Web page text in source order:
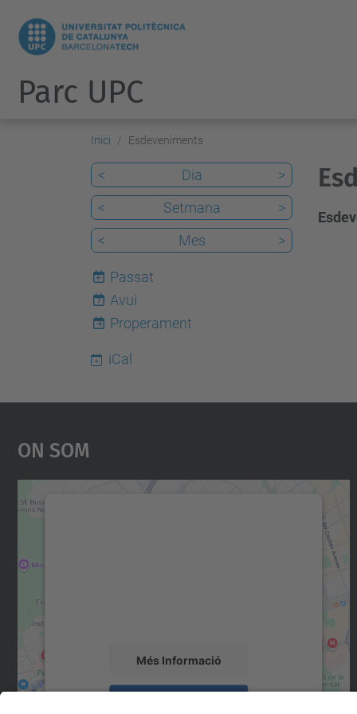
Parc UPC
Inici Esdeveniments
< Dia
>
<
Setmana
>
<
Mes >
Passat
7
Avui
Properament
iCal
On Som
Més Informació